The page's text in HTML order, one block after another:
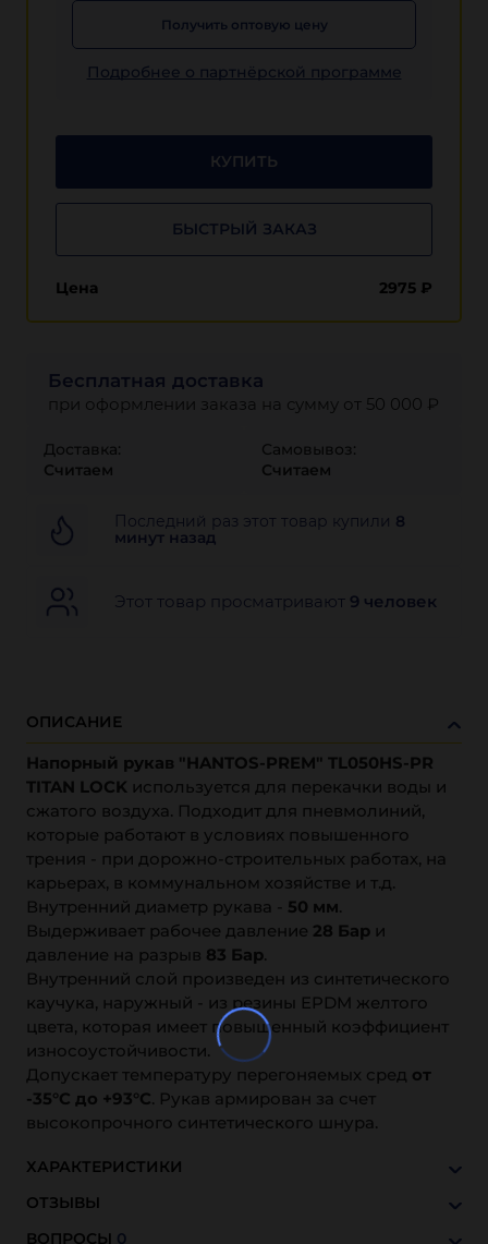
Получить оптовую цену
Подробнее о партнёрской программе
КУПИТЬ
БЫСТРЫЙ ЗАКАЗ
Цена 2975 ₽
Бесплатная доставка
при оформлении заказа на сумму от 50 000 ₽
Доставка:
Считаем
Самовывоз:
Считаем
Последний раз этот товар купили 8
минут назад
Этот товар просматривают 9 человек
ОПИСАНИЕ
Напорный рукав "HANTOS-PREM" TL050HS-PR
TITAN LOCK используется для перекачки воды и
сжатого воздуха. Подходит для пневмолиний,
которые работают в условиях повышенного
трения - при дорожно-строительных работах, на
карьерах, в коммунальном хозяйстве и т.д.
Внутренний диаметр рукава - 50 мм.
Выдерживает рабочее давление 28 Бар и
давление на разрыв 83 Бар.
Внутренний слой произведен из синтетического
каучука, наружный - из резины EPDM желтого
цвета, которая имеет повышенный коэффициент
износоустойчивости.
Допускает температуру перегоняемых сред от
-35°C до +93°C. Рукав армирован за счет
высокопрочного синтетического шнура.
ХАРАКТЕРИСТИКИ
ОТЗЫВЫ
ВОПРОСЫ 0